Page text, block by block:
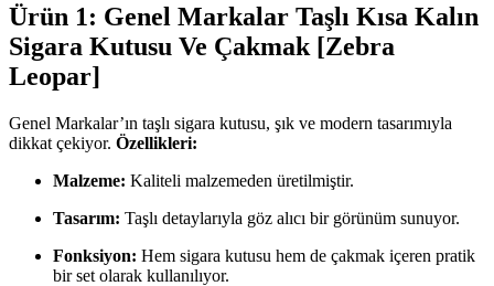
Ürün 1: Genel Markalar Taşlı Kısa Kalın
Sigara Kutusu Ve Çakmak [Zebra
Leopar]
Genel Markalar’ın taşlı sigara kutusu, şık ve modern tasarımıyla
dikkat çekiyor. Özellikleri:
Malzeme: Kaliteli malzemeden üretilmiştir.
Tasarım: Taşlı detaylarıyla göz alıcı bir görünüm sunuyor.
Fonksiyon: Hem sigara kutusu hem de çakmak içeren pratik
bir set olarak kullanılıyor.